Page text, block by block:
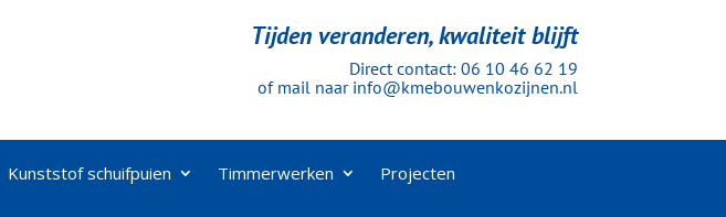
Tijden veranderen, kwaliteit blijft
Direct contact: 06 10 46 62 19
of mail naar info@kmebouwenkozijnen.nl
Kunststof schuifpuien Timmerwerken
Projecten